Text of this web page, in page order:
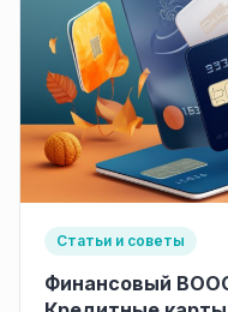
Статьи и советы
Финансовый